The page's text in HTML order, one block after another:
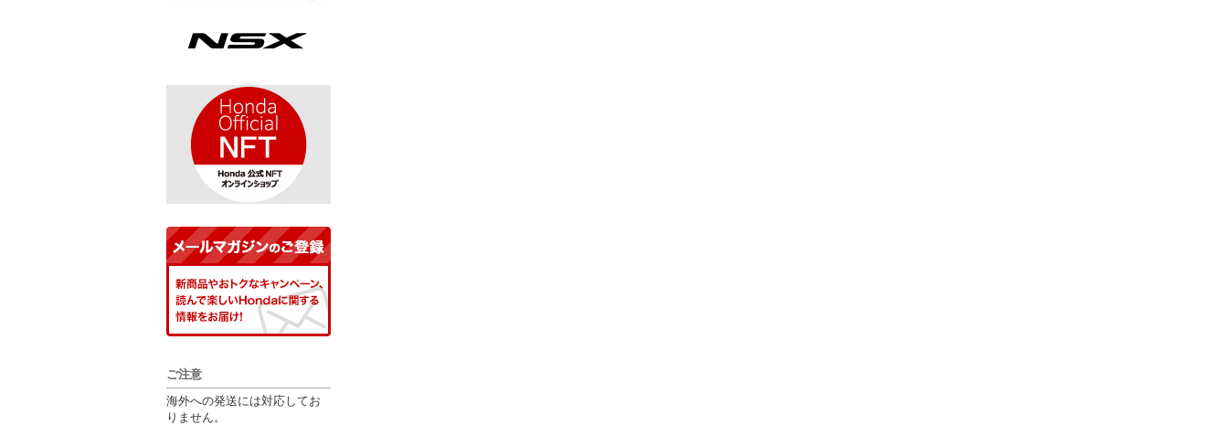
ご注意
海外への発送には対応してお
りません。